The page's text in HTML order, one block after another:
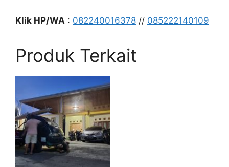
Klik HP/WA : 082240016378 // 085222140109
Produk Terkait